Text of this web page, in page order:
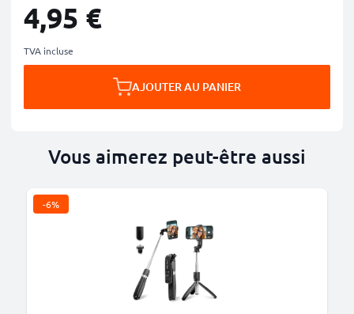
4,95 €
TVA incluse
AJOUTER AU PANIER
Vous aimerez peut-être aussi
-6%